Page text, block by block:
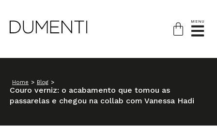
MENU
Home > Blog >
Couro verniz: o acabamento que tomou as
passarelas e chegou na collab com Vanessa Hadi